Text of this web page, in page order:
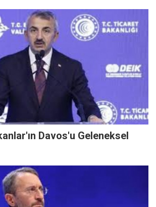
Davos'u Geleneksel